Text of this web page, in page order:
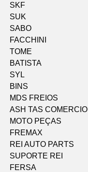
SKF
SUK
SABO
FACCHINI
TOME
BATISTA
SYL
BINS
MDS FREIOS
ASH TAS COMERCIO
MOTO PEÇAS
FREMAX
REI AUTO PARTS
SUPORTE REI
FERSA